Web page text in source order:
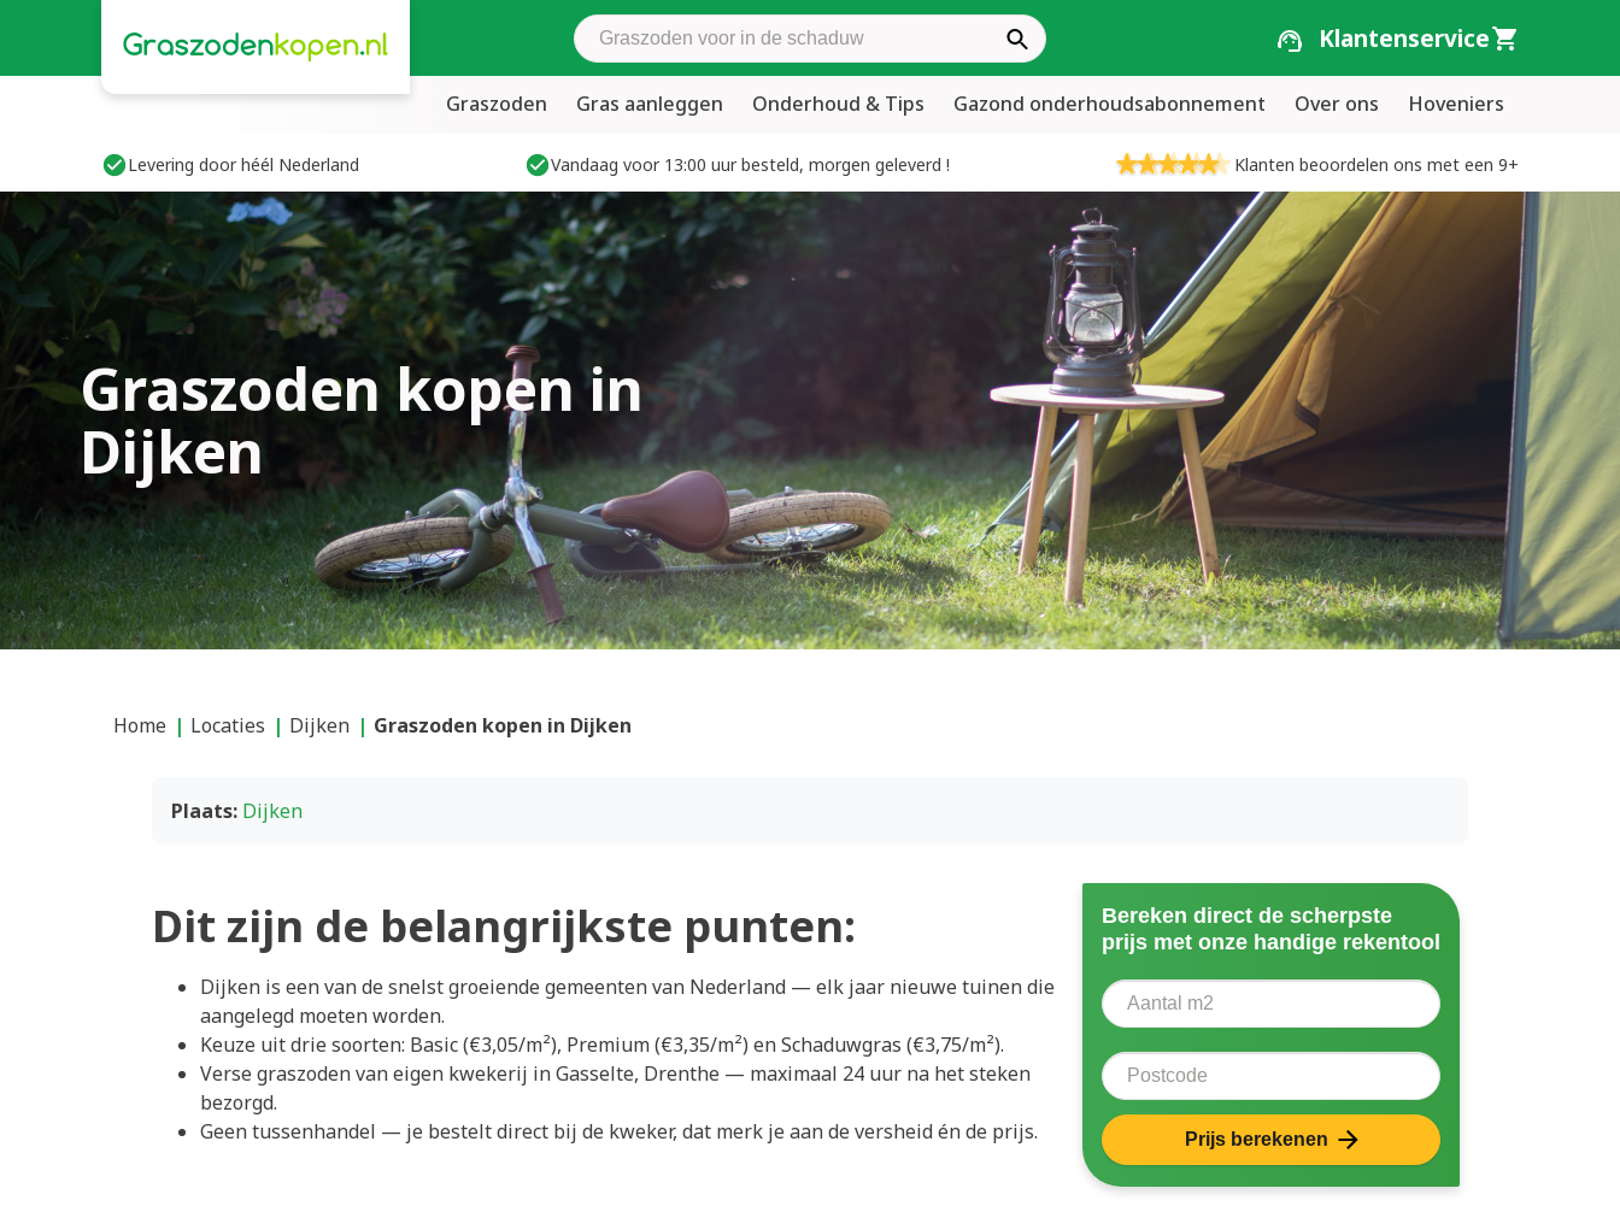
Zoek graszoden Klantenservice
Graszoden Gras aanleggen Onderhoud & Tips Gazond onderhoudsabonnement Over ons Hoveniers
Levering door héél Nederland Vandaag voor 13:00 uur besteld, morgen geleverd ! Klanten beoordelen ons met een 9+
Graszoden kopen in
Dijken
Home Locaties Dijken Graszoden kopen in Dijken
Plaats: Dijken
Dit zijn de belangrijkste punten:
Dijken is een van de snelst groeiende gemeenten van Nederland — elk jaar nieuwe tuinen die
aangelegd moeten worden.
Keuze uit drie soorten: Basic (€3,05/m²), Premium (€3,35/m²) en Schaduwgras (€3,75/m²).
Verse graszoden van eigen kwekerij in Gasselte, Drenthe — maximaal 24 uur na het steken
bezorgd.
Geen tussenhandel — je bestelt direct bij de kweker, dat merk je aan de versheid én de prijs.
Bereken direct de scherpste
prijs met onze handige rekentool
Aantal vierkante meter
Postcode
Prijs berekenen